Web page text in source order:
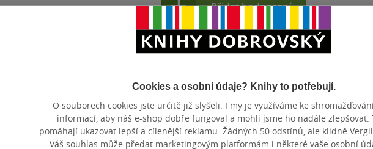
Přidat hodnocení
Cookies a osobní údaje? Knihy to potřebují.
O souborech cookies jste určitě již slyšeli. I my je využíváme ke
informací, aby náš e-shop dobře fungoval a mohli jsme ho nadále zlepšovat.
pomáhají ukazovat lepší a cílenější reklamu. Žádných 50 odstínů, ale klidně
Váš souhlas může předat marketingovým platformám i některé vaše osobní